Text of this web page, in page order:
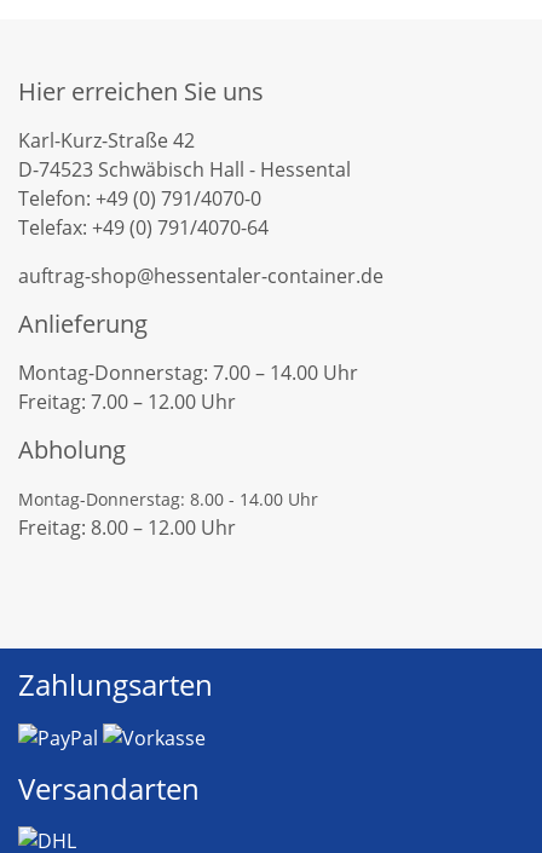
Hier erreichen Sie uns
Karl-Kurz-Straße 42
D-74523 Schwäbisch Hall - Hessental
Telefon: +49 (0) 791/4070-0
Telefax: +49 (0) 791/4070-64
auftrag-shop@hessentaler-container.de
Anlieferung
Montag-Donnerstag: 7.00 – 14.00 Uhr
Freitag: 7.00 – 12.00 Uhr
Abholung
Montag-Donnerstag: 8.00 - 14.00 Uhr
Freitag: 8.00 – 12.00 Uhr
Zahlungsarten
Versandarten